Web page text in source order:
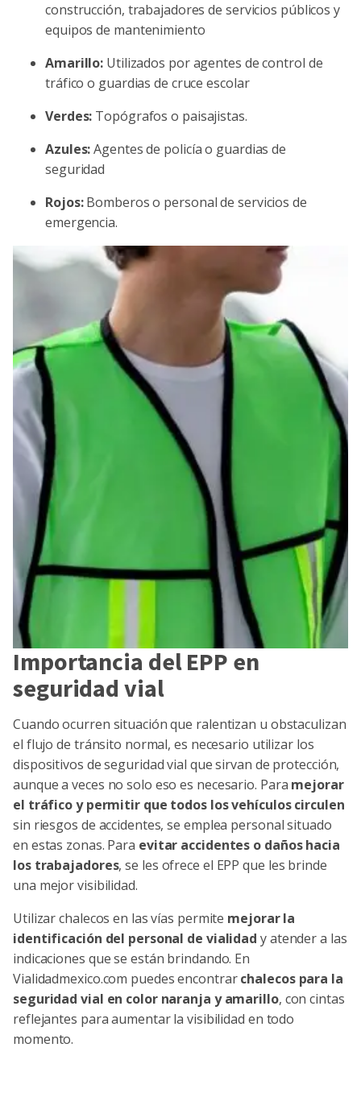
construcción, trabajadores de servicios públicos y
equipos de mantenimiento
Amarillo: Utilizados por agentes de control de
tráfico o guardias de cruce escolar
Verdes: Topógrafos o paisajistas.
Azules:Agentes de policía o guardias de
seguridad
Rojos:Bomberos o personal de servicios de
emergencia.
Importancia del EPP en
seguridad vial
Cuando ocurren situación que ralentizan u obstaculizan
el flujo de tránsito normal, es necesario utilizar los
dispositivos de seguridad vial que sirvan de protección,
aunque a veces no solo eso es necesario. Para mejorar
el tráfico y permitir que todos los vehículos circulen
sin riesgos de accidentes, se emplea personal situado
en estas zonas. Para evitar accidentes o daños hacia
los trabajadores, se les ofrece el EPP que les brinde
una mejor visibilidad.
Utilizar chalecos en las vías permite mejorar la
identificación del personal de vialidad y atender a las
indicaciones que se están brindando. En
Vialidadmexico.com puedes encontrarchalecos para la
seguridad vial en color naranja y amarillo, con cintas
reflejantes para aumentar la visibilidad en todo
momento.